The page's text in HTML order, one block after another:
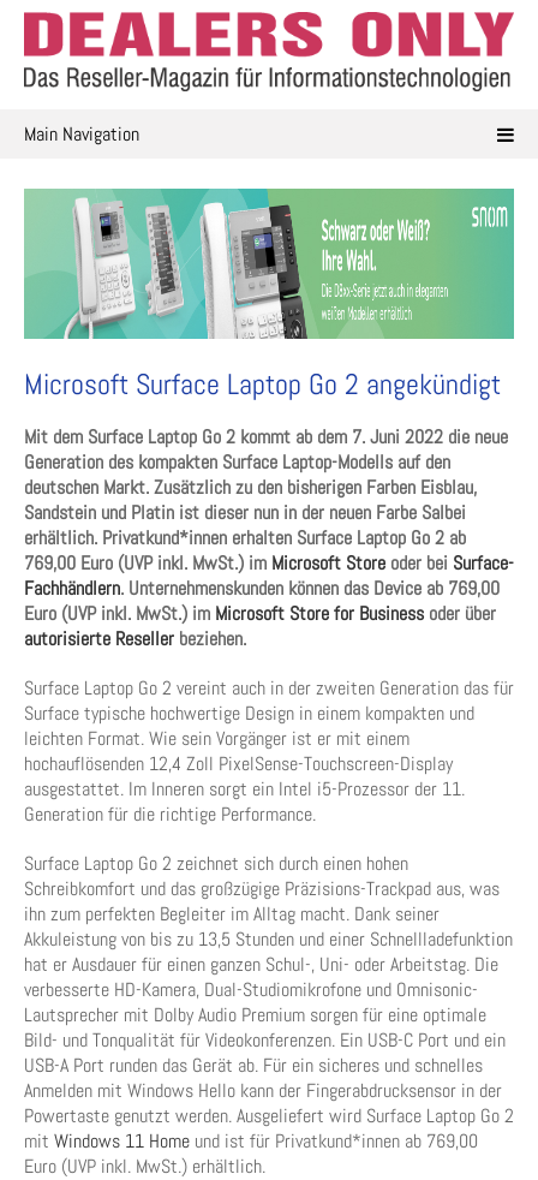
Skip
content
Main Navigation
Microsoft Surface Laptop Go 2 angekündigt
Mit dem Surface Laptop Go 2 kommt ab dem 7. Juni 2022 die neue
Generation des kompakten Surface Laptop-Modells auf den
deutschen Markt. Zusätzlich zu den bisherigen Farben Eisblau,
Sandstein und Platin ist dieser nun in der neuen Farbe Salbei
erhältlich. Privatkund*innen erhalten Surface Laptop Go 2 ab
769,00 Euro (UVP inkl. MwSt.) im Microsoft Store oder bei Surface-
Fachhändlern. Unternehmenskunden können das Device ab 769,00
Euro (UVP inkl. MwSt.) im Microsoft Store for Business oder über
autorisierte Reseller beziehen.
Surface Laptop Go 2 vereint auch in der zweiten Generation das für
Surface typische hochwertige Design in einem kompakten und
leichten Format. Wie sein Vorgänger ist er mit einem
hochauflösenden 12,4 Zoll PixelSense-Touchscreen-Display
ausgestattet. Im Inneren sorgt ein Intel i5-Prozessor der 11.
Generation für die richtige Performance.
Surface Laptop Go 2 zeichnet sich durch einen hohen
Schreibkomfort und das großzügige Präzisions-Trackpad aus, was
ihn zum perfekten Begleiter im Alltag macht. Dank seiner
Akkuleistung von bis zu 13,5 Stunden und einer Schnellladefunktion
hat er Ausdauer für einen ganzen Schul-, Uni- oder Arbeitstag. Die
verbesserte HD-Kamera, Dual-Studiomikrofone und Omnisonic-
Lautsprecher mit Dolby Audio Premium sorgen für eine optimale
Bild- und Tonqualität für Videokonferenzen. Ein USB-C Port und ein
USB-A Port runden das Gerät ab. Für ein sicheres und schnelles
Anmelden mit Windows Hello kann der Fingerabdrucksensor in der
Powertaste genutzt werden. Ausgeliefert wird Surface Laptop Go 2
mit Windows 11 Home und ist für Privatkund*innen ab 769,00
Euro (UVP inkl. MwSt.) erhältlich.